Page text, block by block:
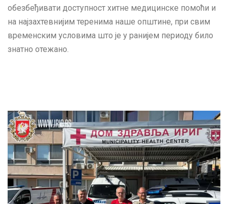
обезбеђивати доступност хитне медицинске помоћи и
на најзахтевнијим теренима наше општине, при свим
временским условима што је у ранијем периоду било
знатно отежано.